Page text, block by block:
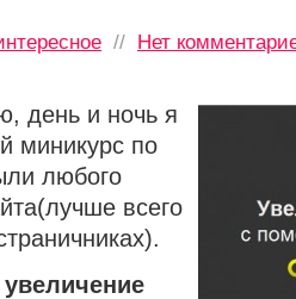
// Нет
день и ночь я
миникурс по
любого
всего
увеличение